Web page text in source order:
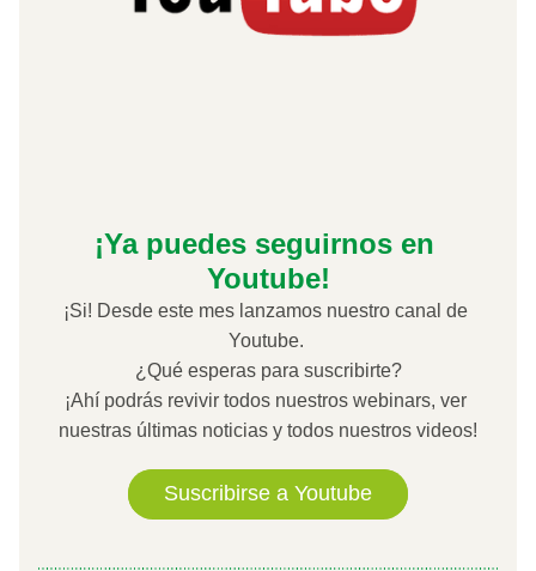
¡Ya puedes seguirnos en
Youtube!
¡Si! Desde este mes lanzamos nuestro canal de
Youtube.
¿Qué esperas para suscribirte?
¡Ahí podrás revivir todos nuestros webinars, ver
nuestras últimas noticias y todos nuestros videos!
Suscribirse a Youtube